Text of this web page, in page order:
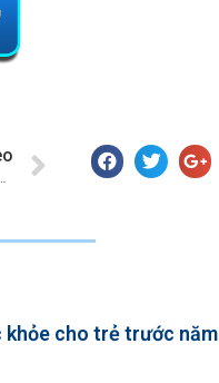
việc từ 15/06-21/06/2026
khỏe cho trẻ trước năm